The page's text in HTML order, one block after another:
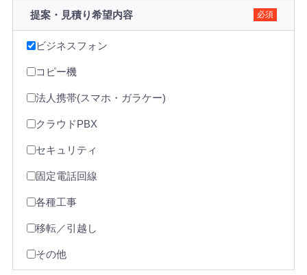
提案・見積り希望内容 必須
ビジネスフォン
コピー機
法人携帯(スマホ・ガラケー)
クラウドPBX
セキュリティ
固定電話回線
各種工事
移転／引越し
その他